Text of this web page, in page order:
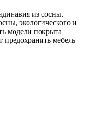
из сосны.
экологического и
модели покрыта
предохранить мебель